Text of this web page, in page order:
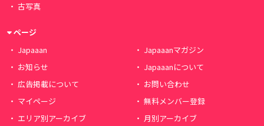
古写真
ページ
Japaaan
Japaaanマガジン
お知らせ
Japaaanについて
広告掲載について
お問い合わせ
マイページ
無料メンバー登録
エリア別アーカイブ
月別アーカイブ